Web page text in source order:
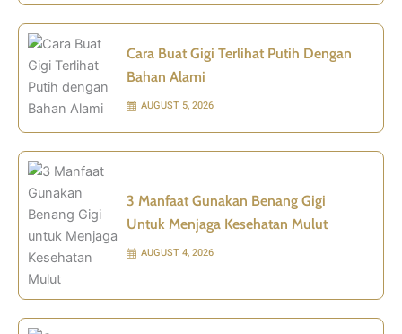
Cara Buat Gigi Terlihat Putih Dengan
Bahan Alami
AUGUST 5, 2026
3 Manfaat Gunakan Benang Gigi
Untuk Menjaga Kesehatan Mulut
AUGUST 4, 2026